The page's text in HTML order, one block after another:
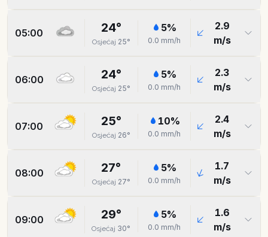
05:00 24°
Osjećaj 25°
5%
0.0 mm/h
2.9
m/s
06:00 24°
Osjećaj 25°
5%
0.0 mm/h
2.3
m/s
07:00 25°
Osjećaj 26°
10%
0.0 mm/h
2.4
m/s
08:00 27°
Osjećaj 27°
5%
0.0 mm/h
1.7
m/s
09:00 29°
Osjećaj 30°
5%
0.0 mm/h
1.6
m/s